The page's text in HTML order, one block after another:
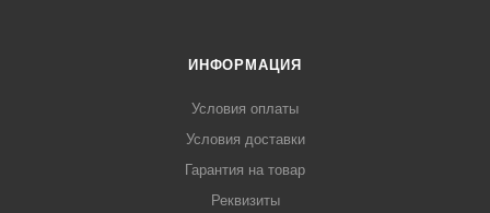
ИНФОРМАЦИЯ
Условия оплаты
Условия доставки
Гарантия на товар
Реквизиты